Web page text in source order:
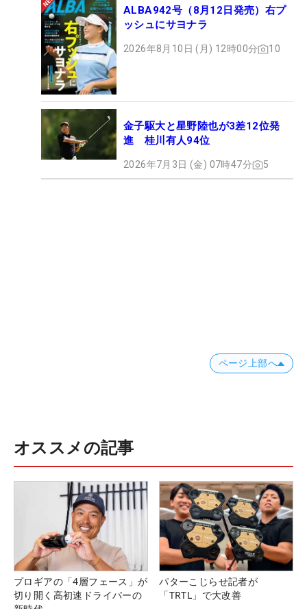
ALBA942号（8月12日発売）右プ
ッシュにサヨナラ
2026年8月10日 (月) 12時00分 10
金子駆大と星野陸也が3差12位発
進 桂川有人94位
2026年7月3日 (金) 07時47分 5
ページ上部へ
オススメの記事
プロギアの「4層フェース」が
切り開く高初速ドライバーの
パターこじらせ記者が
「TRTL」で大改善